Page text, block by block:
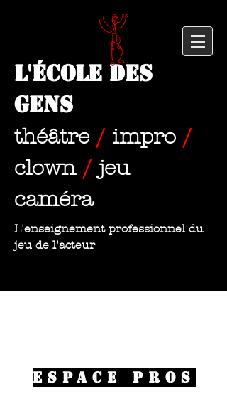
L'École des
Gens
théâtre / impro /
clown / jeu
caméra
L'enseignement professionnel du
jeu de l'acteur
espace pros